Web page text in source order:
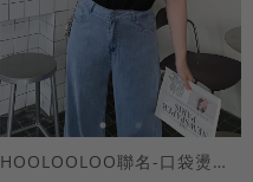
HOOLOOLOO聯名-口袋燙金KUKU熊短袖上衣